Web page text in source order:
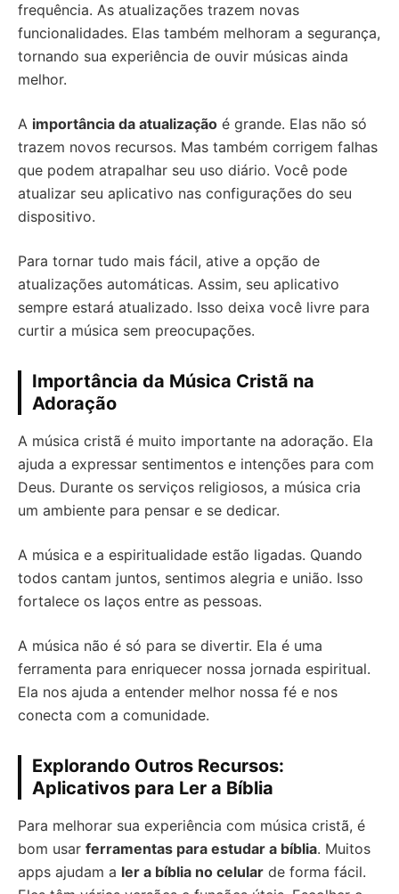
frequência. As atualizações trazem novas
funcionalidades. Elas também melhoram a segurança,
tornando sua experiência de ouvir músicas ainda
melhor.
A importância da atualização é grande. Elas não só
trazem novos recursos. Mas também corrigem falhas
que podem atrapalhar seu uso diário. Você pode
atualizar seu aplicativo nas configurações do seu
dispositivo.
Para tornar tudo mais fácil, ative a opção de
atualizações automáticas. Assim, seu aplicativo
sempre estará atualizado. Isso deixa você livre para
curtir a música sem preocupações.
Importância da Música Cristã na
Adoração
A música cristã é muito importante na adoração. Ela
ajuda a expressar sentimentos e intenções para com
Deus. Durante os serviços religiosos, a música cria
um ambiente para pensar e se dedicar.
A música e a espiritualidade estão ligadas. Quando
todos cantam juntos, sentimos alegria e união. Isso
fortalece os laços entre as pessoas.
A música não é só para se divertir. Ela é uma
ferramenta para enriquecer nossa jornada espiritual.
Ela nos ajuda a entender melhor nossa fé e nos
conecta com a comunidade.
Explorando Outros Recursos:
Aplicativos para Ler a Bíblia
Para melhorar sua experiência com música cristã, é
bom usar ferramentas para estudar a bíblia. Muitos
apps ajudam a ler a bíblia no celular de forma fácil.